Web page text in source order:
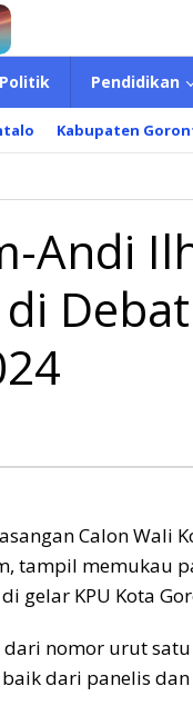
Politik Pendidikan
Kabupaten
Memukau
Andi
Calon Wali
tampil memukau
gelar KPU Kota
dari nomor urut
dari panelis